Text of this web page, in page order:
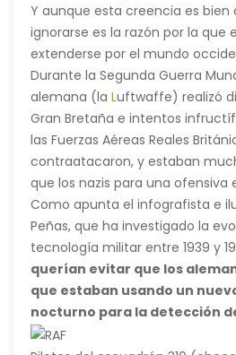
de los Estados Unidos. No
observado nunca una relación
absorción de las propiedades
mayor capacidad/salud visual.
Y aunque esta creencia es bien
ignorarse es la razón por la
extenderse por el mundo
Durante la Segunda Guerra
alemana (la Luftwaffe) realizó
Gran Bretaña e intentos
las Fuerzas Aéreas Reales
contraatacaron, y estaban
que los nazis para una ofensiva
Como apunta el infografista e
Peñas, que ha investigado la
tecnología militar entre 1939 y
querían evitar que los
que estaban usando un
nocturno para la detección
Estos radares utilizaban una